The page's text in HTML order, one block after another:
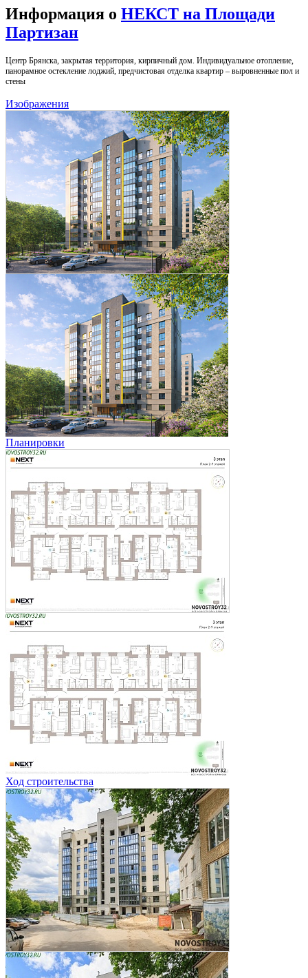
Информация о НЕКСТ на Площади
Партизан
Центр Брянска, закрытая территория, кирпичный дом. Индивидуальное отопление,
панорамное остекление лоджий, предчистовая отделка квартир – выровненные пол и
стены
Изображения
Планировки
Ход строительства